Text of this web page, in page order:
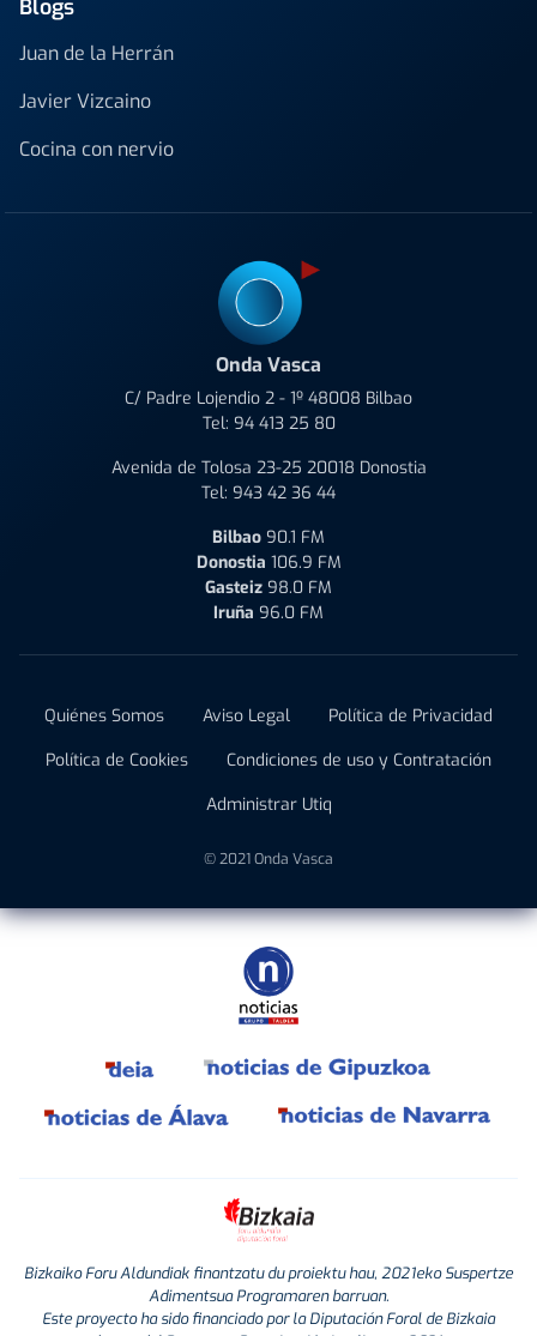
Blogs
Juan de la Herrán
Javier Vizcaino
Cocina con nervio
Onda Vasca
C/ Padre Lojendio 2 - 1º 48008 Bilbao
Tel: 94 413 25 80
Avenida de Tolosa 23-25 20018 Donostia
Tel: 943 42 36 44
Bilbao 90.1 FM
Donostia 106.9 FM
Gasteiz 98.0 FM
Iruña 96.0 FM
Quiénes Somos Aviso Legal
Política de Privacidad
Política de Cookies
Condiciones de uso y Contratación
Administrar Utiq
© 2021 Onda Vasca
Bizkaiko Foru Aldundiak finantzatu du proiektu hau, 2021eko Suspertze
Adimentsua Programaren barruan.
Este proyecto ha sido financiado por la Diputación Foral de Bizkaia